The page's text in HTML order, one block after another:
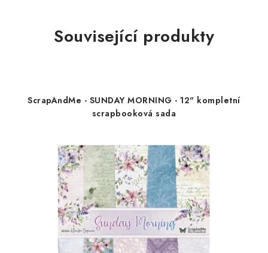
Související produkty
ScrapAndMe - SUNDAY MORNING - 12" kompletní
scrapbooková sada